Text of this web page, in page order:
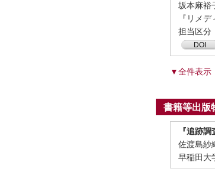
坂本麻裕
『リメ
担当区分
DOI
▼全件表示
書籍等出版
『追跡
佐渡島紗
早稲田大